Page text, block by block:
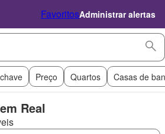
FavoritosAdministrar alertas
Preço Quartos Casas de
Real